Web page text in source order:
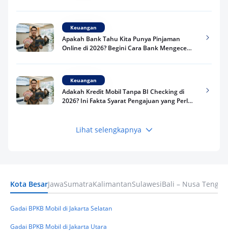
Keuangan
Apakah Bank Tahu Kita Punya Pinjaman
Online di 2026? Begini Cara Bank Mengecek
Keuangan
Adakah Kredit Mobil Tanpa BI Checking di
2026? Ini Fakta Syarat Pengajuan yang Perlu
Keuangan
Keuangan
Masuk BI Checking? Simak Peraturan
Lihat selengkapnya
Kota BesarJawaSumatraKalimantanSulawesiBali – Nusa
Gadai BPKB Mobil di Jakarta Selatan
Gadai BPKB Mobil di Jakarta Utara